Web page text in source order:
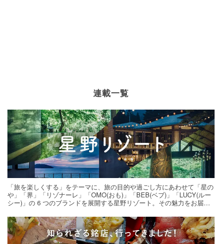
連載一覧
「旅を楽しくする」をテーマに、旅の目的や過ごし方にあわせて「星の
や」「界」「リゾナーレ」「OMO(おも)」「BEB(ベブ)」「LUCY(ルー
シー)」の 6 つのブランドを展開する星野リゾート。その魅力をお届け